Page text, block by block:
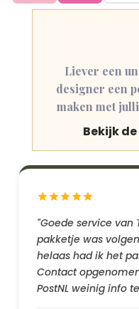
Liever een
designer een
maken met
Bekijk
"Goede service van
pakketje was
helaas had ik het
Contact
PostNL weinig info